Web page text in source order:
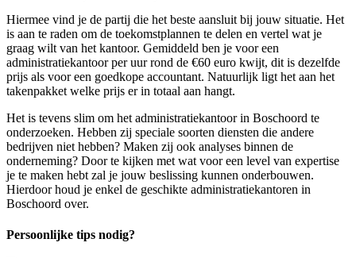
Hiermee vind je de partij die het beste aansluit bij jouw situatie. Het
is aan te raden om de toekomstplannen te delen en vertel wat je
graag wilt van het kantoor. Gemiddeld ben je voor een
administratiekantoor per uur rond de €60 euro kwijt, dit is dezelfde
prijs als voor een goedkope accountant. Natuurlijk ligt het aan het
takenpakket welke prijs er in totaal aan hangt.
Het is tevens slim om het administratiekantoor in Boschoord te
onderzoeken. Hebben zij speciale soorten diensten die andere
bedrijven niet hebben? Maken zij ook analyses binnen de
onderneming? Door te kijken met wat voor een level van expertise
je te maken hebt zal je jouw beslissing kunnen onderbouwen.
Hierdoor houd je enkel de geschikte administratiekantoren in
Boschoord over.
Persoonlijke tips nodig?